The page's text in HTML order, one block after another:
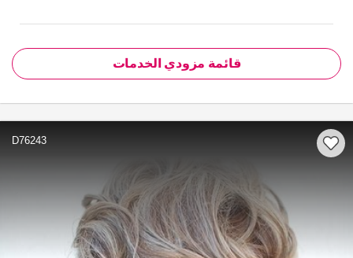
قائمة مزودي الخدمات
D76243